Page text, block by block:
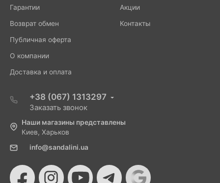
Гарантии
Возврат обмен
Публичная оферта
О компании
Доставка и оплата
Акции
Контакты
+38 (067) 1313297
Заказать звонок
Наши магазины представлены
Киев, Харьков
info@sandalini.ua